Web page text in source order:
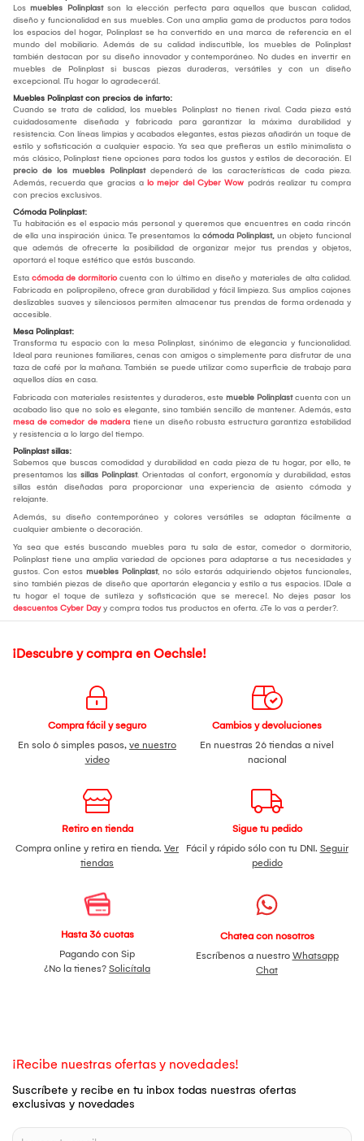
Los muebles Polinplast son la elección perfecta para aquellos que buscan calidad,
diseño y funcionalidad en sus muebles. Con una amplia gama de productos para todos
los espacios del hogar, Polinplast se ha convertido en una marca de referencia en el
mundo del mobiliario. Además de su calidad indiscutible, los muebles de Polinplast
también destacan por su diseño innovador y contemporáneo. No dudes en invertir en
muebles de Polinplast si buscas piezas duraderas, versátiles y con un diseño
excepcional. ¡Tu hogar lo agradecerá!.
Muebles Polinplast con precios de infarto:
Cuando se trata de calidad, los muebles Polinplast no tienen rival. Cada pieza está
cuidadosamente diseñada y fabricada para garantizar la máxima durabilidad y
resistencia. Con líneas limpias y acabados elegantes, estas piezas añadirán un toque de
estilo y sofisticación a cualquier espacio. Ya sea que prefieras un estilo minimalista o
más clásico, Polinplast tiene opciones para todos los gustos y estilos de decoración. El
precio de los muebles Polinplastdependerá de las características de cada pieza.
Además, recuerda que gracias a lo mejor del Cyber Wow podrás realizar tu compra
con precios exclusivos.
Cómoda Polinplast:
Tu habitación es el espacio más personal y queremos que encuentres en cada rincón
de ella una inspiración única. Te presentamos la cómoda Polinplast,un objeto funcional
que además de ofrecerte la posibilidad de organizar mejor tus prendas y objetos,
aportará el toque estético que estás buscando.
Esta cómoda de dormitorio cuenta con lo último en diseño y materiales de alta calidad.
Fabricada en polipropileno, ofrece gran durabilidad y fácil limpieza. Sus amplios cajones
deslizables suaves y silenciosos permiten almacenar tus prendas de forma ordenada y
accesible.
Mesa Polinplast:
Transforma tu espacio con la mesa Polinplast, sinónimo de elegancia y funcionalidad.
Ideal para reuniones familiares, cenas con amigos o simplemente para disfrutar de una
taza de café por la mañana. También se puede utilizar como superficie de trabajo para
aquellos días en casa.
Fabricada con materiales resistentes y duraderos, este mueble Polinplastcuenta con un
acabado liso que no solo es elegante, sino también sencillo de mantener. Además, esta
mesa de comedor de madera tiene un diseño robusta estructura garantiza estabilidad
y resistencia a lo largo del tiempo.
Polinplast sillas:
Sabemos que buscas comodidad y durabilidad en cada pieza de tu hogar, por ello, te
presentamos las sillas Polinplast. Orientadas al confort, ergonomía y durabilidad, estas
sillas están diseñadas para proporcionar una experiencia de asiento cómoda y
relajante.
Además, su diseño contemporáneo y colores versátiles se adaptan fácilmente a
cualquier ambiente o decoración.
Ya sea que estés buscando muebles para tu sala de estar, comedor o dormitorio,
Polinplast tiene una amplia variedad de opciones para adaptarse a tus necesidades y
gustos. Con estos muebles Polinplast, no sólo estarás adquiriendo objetos funcionales,
sino también piezas de diseño que aportarán elegancia y estilo a tus espacios. ¡Dale a
tu hogar el toque de sutileza y sofisticación que se merece!. No dejes pasar los
descuentos Cyber Dayy compra todos tus productos en oferta. ¿Te lo vas a perder?.
¡Descubre y compra en Oechsle!
Compra fácil y seguro
En solo 6 simples pasos, ve nuestro
video
Cambios y devoluciones
En nuestras 26 tiendas a nivel
nacional
Retiro en tienda
Compra online y retira en tienda. Ver
tiendas
Sigue tu pedido
Fácil y rápido sólo con tu DNI. Seguir
pedido
Hasta 36 cuotas
Pagando con Sip
¿No la tienes? Solicítala
Chatea con nosotros
Escríbenos a nuestro Whatsapp
Chat
¡Recibe nuestras ofertas y novedades!
Suscríbete y recibe en tu inbox todas nuestras ofertas
exclusivas y novedades